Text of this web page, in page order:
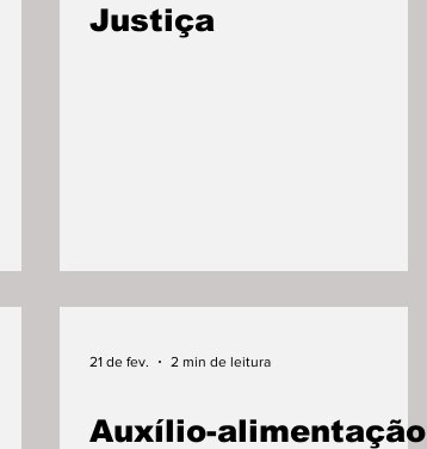
Justiça
21 de fev. 2 min de leitura
Auxílio-alimentação